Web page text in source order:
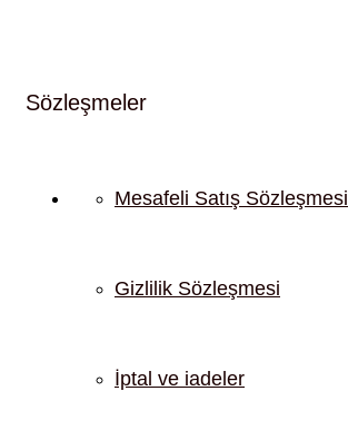
Sözleşmeler
Mesafeli Satış Sözleşmesi
Gizlilik Sözleşmesi
İptal ve iadeler